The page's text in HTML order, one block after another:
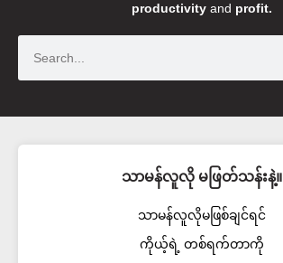
productivity and profit.
သာမန်လူလို မဖြတ်သန်းနဲ့။
သာမန်လူလိုမဖြစ်ချင်ရင်
ကိုယ့်ရဲ့ တစ်ရက်တာကို